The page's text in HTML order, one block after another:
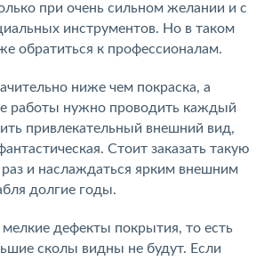
при очень сильном желании и с
инструментов. Но в таком
обратиться к профессионалам.
ниже чем покраска, а
работы нужно проводить каждый
привлекательный внешний вид,
Стоит заказать такую
раз и наслаждаться ярким внешним
долгие годы.
мелкие дефекты покрытия, то есть
сколы видны не будут. Если